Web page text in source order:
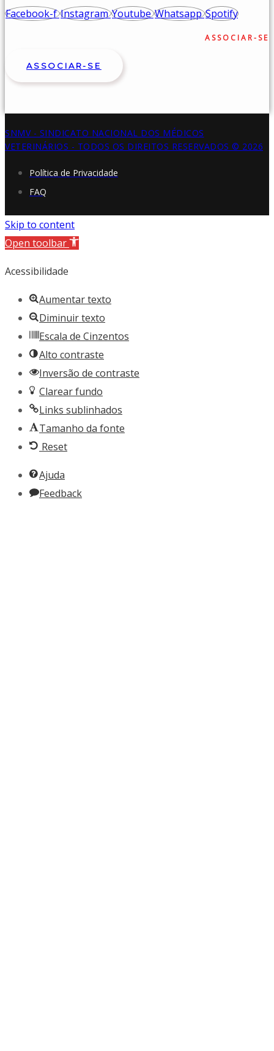
Facebook-f Instagram Youtube Whatsapp Spotify
ASSOCIAR-SE
ASSOCIAR-SE
SNMV - SINDICATO NACIONAL DOS MÉDICOS
VETERINÁRIOS - TODOS OS DIREITOS RESERVADOS © 2026
Política de Privacidade
FAQ
Skip to content
Open toolbar
Acessibilidade
Aumentar texto
Diminuir texto
Escala de Cinzentos
Alto contraste
Inversão de contraste
Clarear fundo
Links sublinhados
Tamanho da fonte
Reset
Ajuda
Feedback